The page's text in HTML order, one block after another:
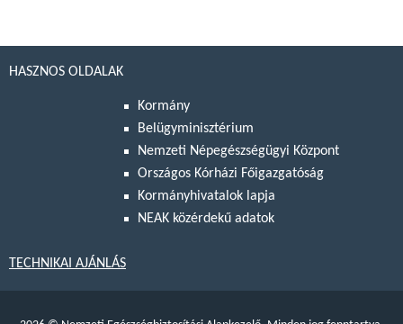
HASZNOS OLDALAK
Kormány
Belügyminisztérium
Nemzeti Népegészségügyi Központ
Országos Kórházi Főigazgatóság
Kormányhivatalok lapja
NEAK közérdekű adatok
TECHNIKAI AJÁNLÁS